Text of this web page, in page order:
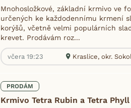
Mnohosložkové, základní krmivo ve
určených ke každodennímu krmení
korýšů, včetně velmi populárních
krevet. Prodávám roz...
včera 19:23 Kraslice, okr.
PRODÁM
Krmivo Tetra Rubin a Tetra Phyll